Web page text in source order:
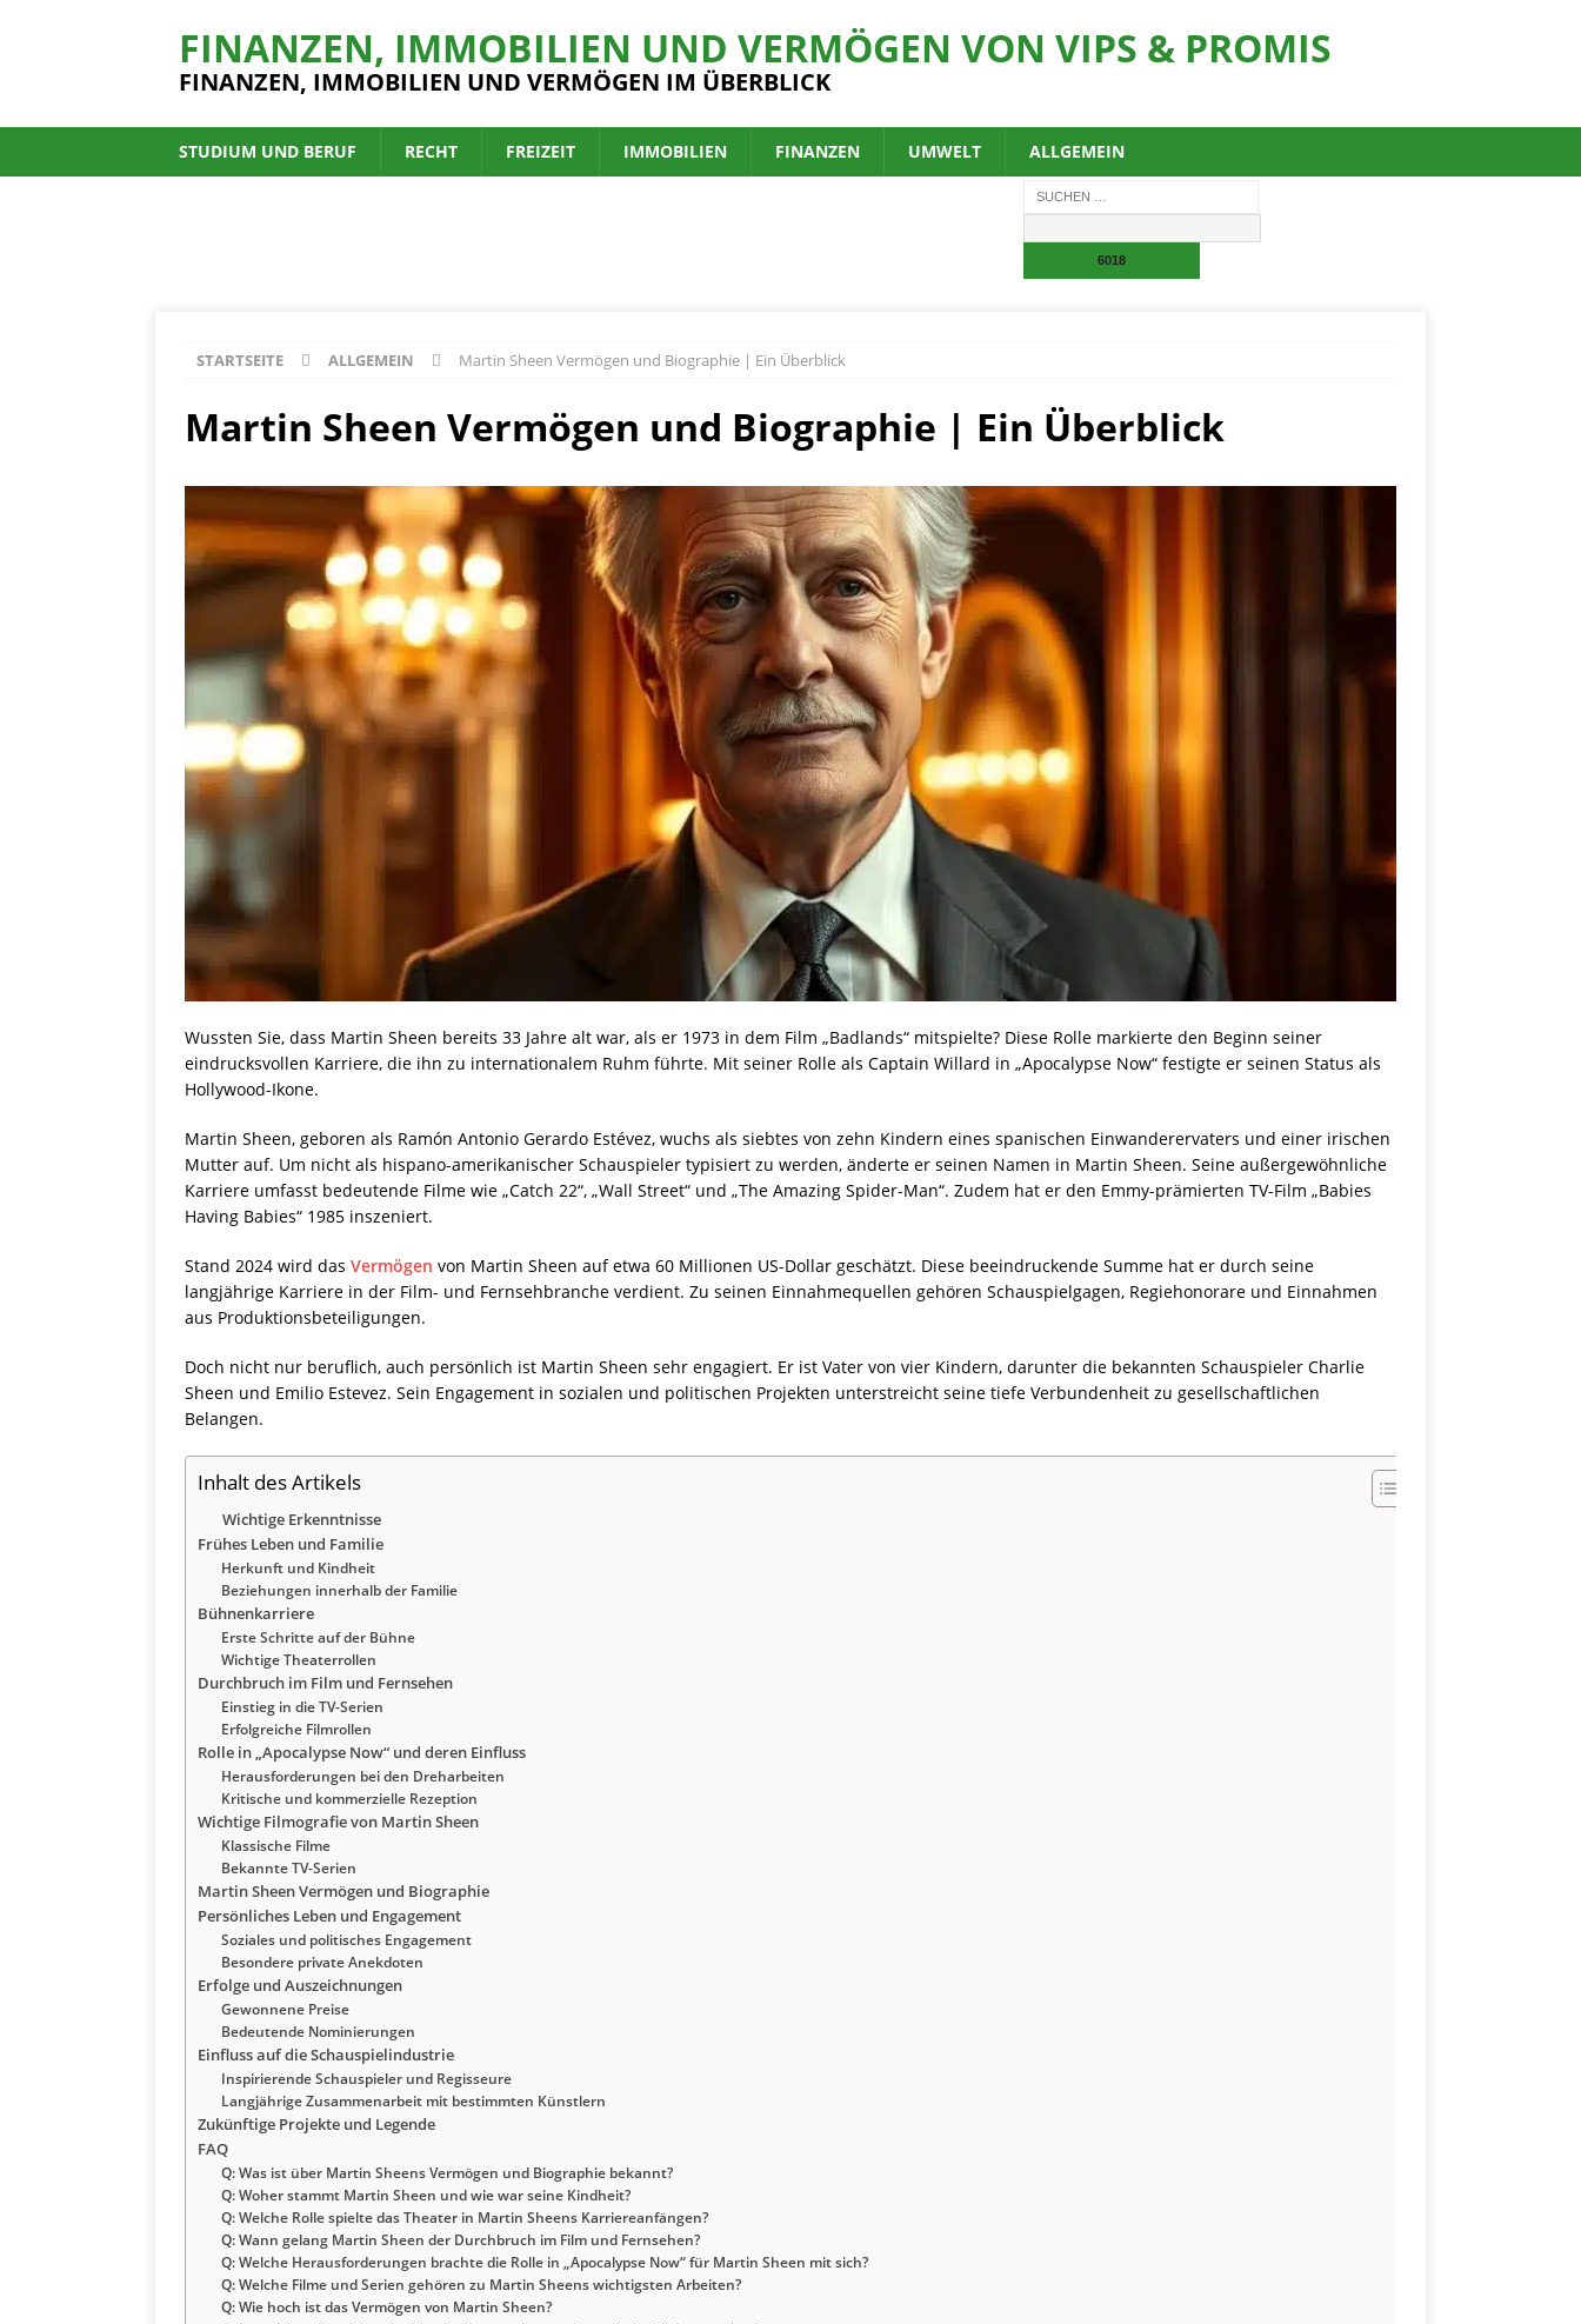
FINANZEN, IMMOBILIEN UND VERMÖGEN VON VIPS & PROMIS
FINANZEN, IMMOBILIEN UND VERMÖGEN IM ÜBERBLICK
STUDIUM UND BERUF RECHT FREIZEIT IMMOBILIEN FINANZEN UMWELT ALLGEMEIN
STARTSEITE ALLGEMEIN Martin Sheen Vermögen und Biographie | Ein Überblick
Martin Sheen Vermögen und Biographie | Ein Überblick
Wussten Sie, dass Martin Sheen bereits 33 Jahre alt war, als er 1973 in dem Film „Badlands“ mitspielte? Diese Rolle markierte den Beginn seiner
eindrucksvollen Karriere, die ihn zu internationalem Ruhm führte. Mit seiner Rolle als Captain Willard in „Apocalypse Now“ festigte er seinen Status als
Hollywood-Ikone.
Martin Sheen, geboren als Ramón Antonio Gerardo Estévez, wuchs als siebtes von zehn Kindern eines spanischen Einwanderervaters und einer irischen
Mutter auf. Um nicht als hispano-amerikanischer Schauspieler typisiert zu werden, änderte er seinen Namen in Martin Sheen. Seine außergewöhnliche
Karriere umfasst bedeutende Filme wie „Catch 22“, „Wall Street“ und „The Amazing Spider-Man“. Zudem hat er den Emmy-prämierten TV-Film „Babies
Having Babies“ 1985 inszeniert.
Stand 2024 wird das Vermögen von Martin Sheen auf etwa 60 Millionen US-Dollar geschätzt. Diese beeindruckende Summe hat er durch seine
langjährige Karriere in der Film- und Fernsehbranche verdient. Zu seinen Einnahmequellen gehören Schauspielgagen, Regiehonorare und Einnahmen
aus Produktionsbeteiligungen.
Doch nicht nur beruflich, auch persönlich ist Martin Sheen sehr engagiert. Er ist Vater von vier Kindern, darunter die bekannten Schauspieler Charlie
Sheen und Emilio Estevez. Sein Engagement in sozialen und politischen Projekten unterstreicht seine tiefe Verbundenheit zu gesellschaftlichen
Belangen.
Inhalt des Artikels
Wichtige Erkenntnisse
Frühes Leben und Familie
Herkunft und Kindheit
Beziehungen innerhalb der Familie
Bühnenkarriere
Erste Schritte auf der Bühne
Wichtige Theaterrollen
Durchbruch im Film und Fernsehen
Einstieg in die TV-Serien
Erfolgreiche Filmrollen
Rolle in „Apocalypse Now“ und deren Einfluss
Herausforderungen bei den Dreharbeiten
Kritische und kommerzielle Rezeption
Wichtige Filmografie von Martin Sheen
Klassische Filme
Bekannte TV-Serien
Martin Sheen Vermögen und Biographie
Persönliches Leben und Engagement
Soziales und politisches Engagement
Besondere private Anekdoten
Erfolge und Auszeichnungen
Gewonnene Preise
Bedeutende Nominierungen
Einfluss auf die Schauspielindustrie
Inspirierende Schauspieler und Regisseure
Langjährige Zusammenarbeit mit bestimmten Künstlern
Zukünftige Projekte und Legende
FAQ
Q: Was ist über Martin Sheens Vermögen und Biographie bekannt?
Q: Woher stammt Martin Sheen und wie war seine Kindheit?
Q: Welche Rolle spielte das Theater in Martin Sheens Karriereanfängen?
Q: Wann gelang Martin Sheen der Durchbruch im Film und Fernsehen?
Q: Welche Herausforderungen brachte die Rolle in „Apocalypse Now“ für Martin Sheen mit sich?
Q: Welche Filme und Serien gehören zu Martin Sheens wichtigsten Arbeiten?
Q: Wie hoch ist das Vermögen von Martin Sheen?